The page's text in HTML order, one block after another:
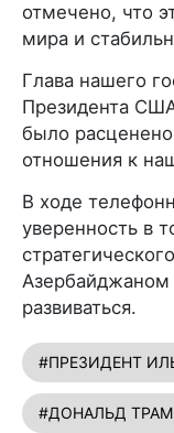
отмечено, что
мира и
Глава нашего
Президента
было
отношения к
В ходе
уверенность в
развиваться.
#ПРЕЗИДЕНТ
#ДОНАЛЬД